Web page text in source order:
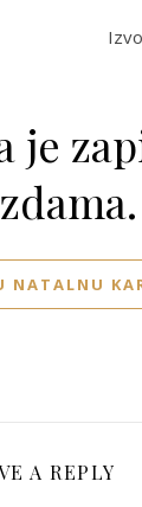
je
NATALNU
A REPLY